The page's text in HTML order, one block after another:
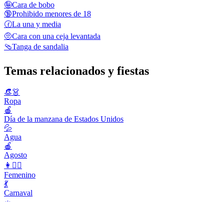
🤪Cara de bobo
🔞Prohibido menores de 18
🕜La una y media
🤨Cara con una ceja levantada
🩴Tanga de sandalia
Temas relacionados y fiestas
👒👗
Ropa
🍎
Día de la manzana de Estados Unidos
💦
Agua
🍎
Agosto
👩👱‍♀️
Femenino
💃
Carnaval